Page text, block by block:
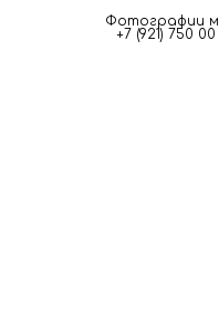
Фотографии
+7 (921) 750